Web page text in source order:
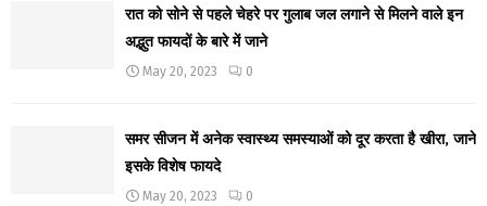
रात को सोने से पहले चेहरे पर गुलाब जल लगाने से मिलने वाले इन
अद्भुत फायदों के बारे में जाने
May 20, 2023 0
समर सीजन में अनेक स्वास्थ्य समस्याओं को दूर करता है खीरा, जाने
इसके विशेष फायदे
May 20, 2023 0